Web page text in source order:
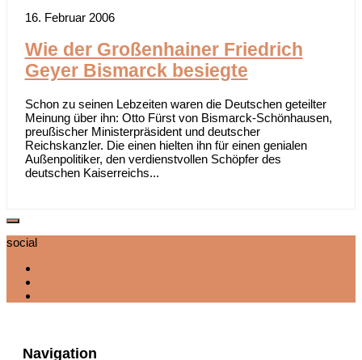
16. Februar 2006
Wie der Großenhainer Friedrich
Geyer Bismarck besiegte
Schon zu seinen Lebzeiten waren die Deutschen geteilter
Meinung über ihn: Otto Fürst von Bismarck-Schönhausen,
preußischer Ministerpräsident und deutscher
Reichskanzler. Die einen hielten ihn für einen genialen
Außenpolitiker, den verdienstvollen Schöpfer des
deutschen Kaiserreichs...
social
Navigation